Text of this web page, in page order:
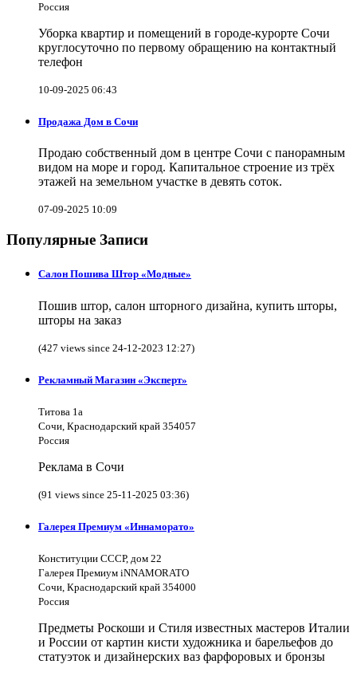
Россия
Уборка квартир и помещений в городе-курорте Сочи
круглосуточно по первому обращению на контактный
телефон
10-09-2025 06:43
Продажа Дом в Сочи
Продаю собственный дом в центре Сочи с панорамным
видом на море и город. Капитальное строение из трёх
этажей на земельном участке в девять соток.
07-09-2025 10:09
Популярные Записи
Салон Пошива Штор «Модные»
Пошив штор, салон шторного дизайна, купить шторы,
шторы на заказ
(427 views since 24-12-2023 12:27)
Рекламный Магазин «Эксперт»
Титова 1а
Сочи, Краснодарский край 354057
Россия
Реклама в Сочи
(91 views since 25-11-2025 03:36)
Галерея Премиум «Иннаморато»
Конституции СССР, дом 22
Галерея Премиум iNNAMORATO
Сочи, Краснодарский край 354000
Россия
Предметы Роскоши и Стиля известных мастеров Италии
и России от картин кисти художника и барельефов до
статуэток и дизайнерских ваз фарфоровых и бронзы